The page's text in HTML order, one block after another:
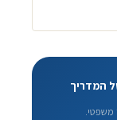
משפטי.